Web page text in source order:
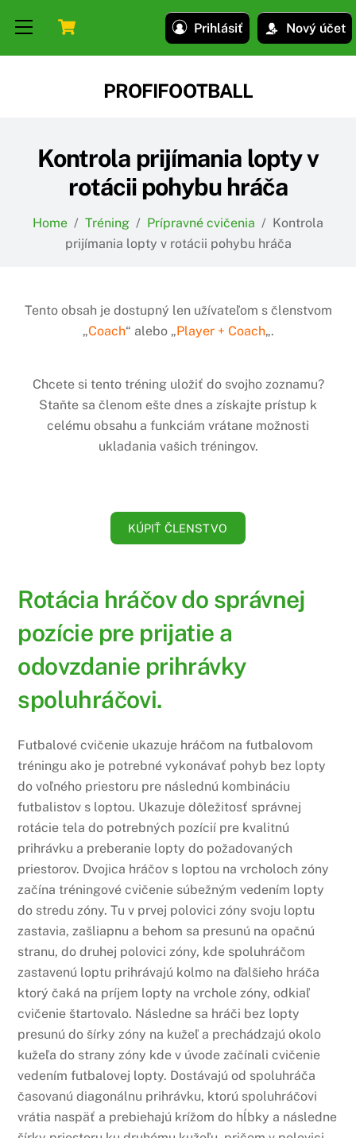
Prihlásiť Nový účet
Menu
PROFIFOOTBALL
Kontrola prijímania lopty v
rotácii pohybu hráča
Home / Tréning / Prípravné cvičenia / Kontrola
prijímania lopty v rotácii pohybu hráča
Tento obsah je dostupný len užívateľom s členstvom
„Coach“ alebo „Player + Coach„.
Chcete si tento tréning uložiť do svojho zoznamu?
Staňte sa členom ešte dnes a získajte prístup k
celému obsahu a funkciám vrátane možnosti
ukladania vašich tréningov.
KÚPIŤ ČLENSTVO
Rotácia hráčov do správnej
pozície pre prijatie a
odovzdanie prihrávky
spoluhráčovi.
Futbalové cvičenie ukazuje hráčom na futbalovom
tréningu ako je potrebné vykonávať pohyb bez lopty
do voľného priestoru pre následnú kombináciu
futbalistov s loptou. Ukazuje dôležitosť správnej
rotácie tela do potrebných pozícií pre kvalitnú
prihrávku a preberanie lopty do požadovaných
priestorov. Dvojica hráčov s loptou na vrcholoch zóny
začína tréningové cvičenie súbežným vedením lopty
do stredu zóny. Tu v prvej polovici zóny svoju loptu
zastavia, zašliapnu a behom sa presunú na opačnú
stranu, do druhej polovici zóny, kde spoluhráčom
zastavenú loptu prihrávajú kolmo na ďalšieho hráča
ktorý čaká na príjem lopty na vrchole zóny, odkiaľ
cvičenie štartovalo. Následne sa hráči bez lopty
presunú do šírky zóny na kužeľ a prechádzajú okolo
kužeľa do strany zóny kde v úvode začínali cvičenie
vedením futbalovej lopty. Dostávajú od spoluhráča
časovanú diagonálnu prihrávku, ktorú spoluhráčovi
vrátia naspäť a prebiehajú krížom do hĺbky a následne